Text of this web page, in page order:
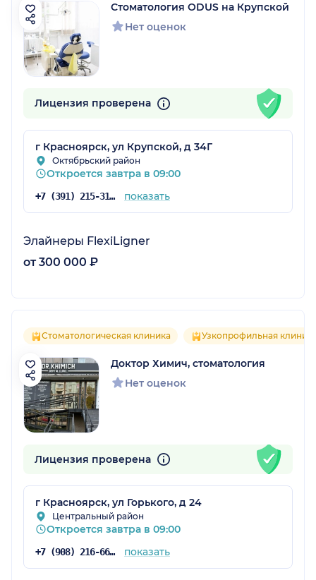
Стоматология ODUS на Крупской
Нет оценок
Лицензия проверена
г Красноярск, ул Крупской, д 34Г
Октябрьский район
Откроется завтра в 09:00
+7 (391) 215-31-81 показать
Элайнеры FlexiLigner
от 300 000 ₽
Стоматологическая клиника Узкопрофильная
Доктор Химич, стоматология
Нет оценок
Лицензия проверена
г Красноярск, ул Горького, д 24
Центральный район
Откроется завтра в 09:00
+7 (908) 216-66-11 показать